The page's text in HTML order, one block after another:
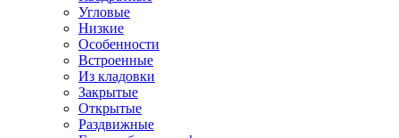
Угловые
Низкие
Особенности
Встроенные
Из кладовки
Закрытые
Открытые
Раздвижные